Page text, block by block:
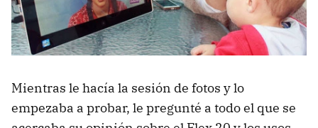
Mientras le hacía la sesión de fotos y lo
empezaba a probar, le pregunté a todo el que se